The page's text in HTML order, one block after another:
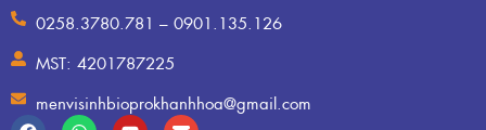
0258.3780.781 – 0901.135.126
MST: 4201787225
menvisinhbioprokhanhhoa@gmail.com